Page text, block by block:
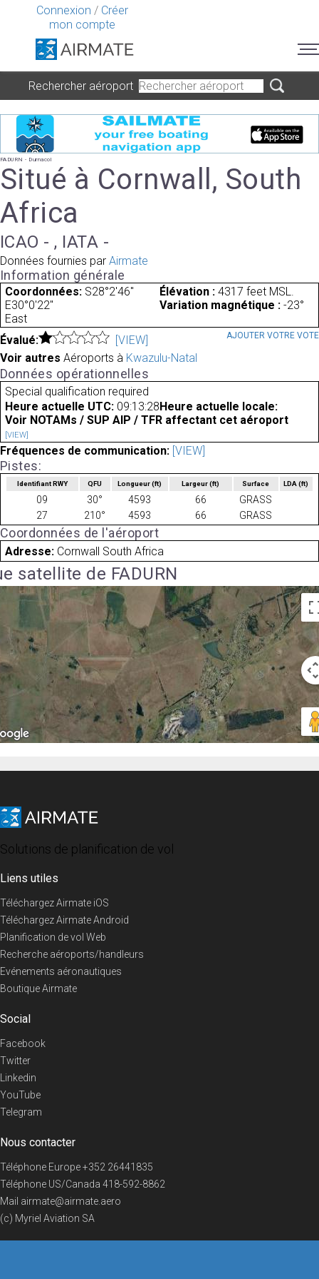
Connexion / Créer
mon compte
Rechercher aéroport
FADURN - Durnacol
Situé à Cornwall, South
Africa
ICAO - , IATA -
Données fournies par Airmate
Information générale
Coordonnées: S28°2'46"
E30°0'22"
Élévation : 4317 feet MSL.
Variation magnétique : -23°
East
Évalué:
[VIEW] AJOUTER VOTRE VOTE
Voir autres Aéroports à Kwazulu-Natal
Données opérationnelles
Special qualification required
Heure actuelle UTC: 09:13:28 Heure actuelle locale:
Voir NOTAMs / SUP AIP / TFR affectant cet aéroport
[VIEW]
Fréquences de communication: [VIEW]
Pistes:
Identifiant RWY QFU Longueur(ft) Largeur(ft) Surface LDA(ft)
09 30° 4593 66
GRASS
27
210° 4593 66 GRASS
Coordonnées de l'aéroport
Adresse: Cornwall South Africa
satellite de FADURN
Solutions de planification de vol
Liens utiles
Téléchargez Airmate iOS
Téléchargez Airmate Android
Planification de vol Web
Recherche aéroports/handleurs
Evénements aéronautiques
Boutique Airmate
Social
Facebook
Twitter
Linkedin
YouTube
Telegram
Nous contacter
Téléphone Europe+352 26441835
Téléphone US/Canada 418-592-8862
Mail airmate@airmate.aero
(c) Myriel Aviation SA